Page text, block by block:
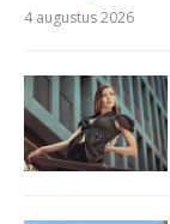
4 augustus 2026